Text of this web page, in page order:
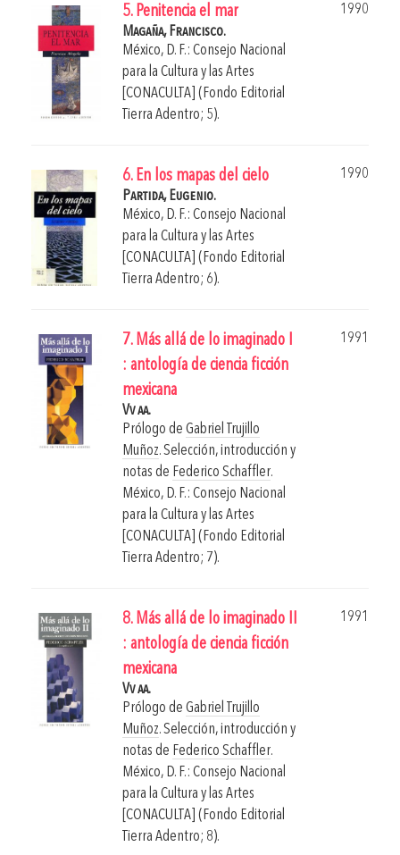
5. Penitencia el mar
1990
Magaña, Francisco.
México, D. F.: Consejo Nacional
para la Cultura y las Artes
[CONACULTA] (Fondo Editorial
Tierra Adentro; 5).
6. En los mapas del cielo
1990
Partida, Eugenio.
México, D. F.: Consejo Nacional
para la Cultura y las Artes
[CONACULTA] (Fondo Editorial
Tierra Adentro; 6).
7. Más allá de lo imaginado I
: antología de ciencia ficción
mexicana
1991
Vv aa.
Prólogo de Gabriel Trujillo
Muñoz. Selección, introducción y
notas de Federico Schaffler.
México, D. F.: Consejo Nacional
para la Cultura y las Artes
[CONACULTA] (Fondo Editorial
Tierra Adentro; 7).
8. Más allá de lo imaginado II
: antología de ciencia ficción
mexicana
1991
Vv aa.
Prólogo de Gabriel Trujillo
Muñoz. Selección, introducción y
notas de Federico Schaffler.
México, D. F.: Consejo Nacional
para la Cultura y las Artes
[CONACULTA] (Fondo Editorial
Tierra Adentro; 8).